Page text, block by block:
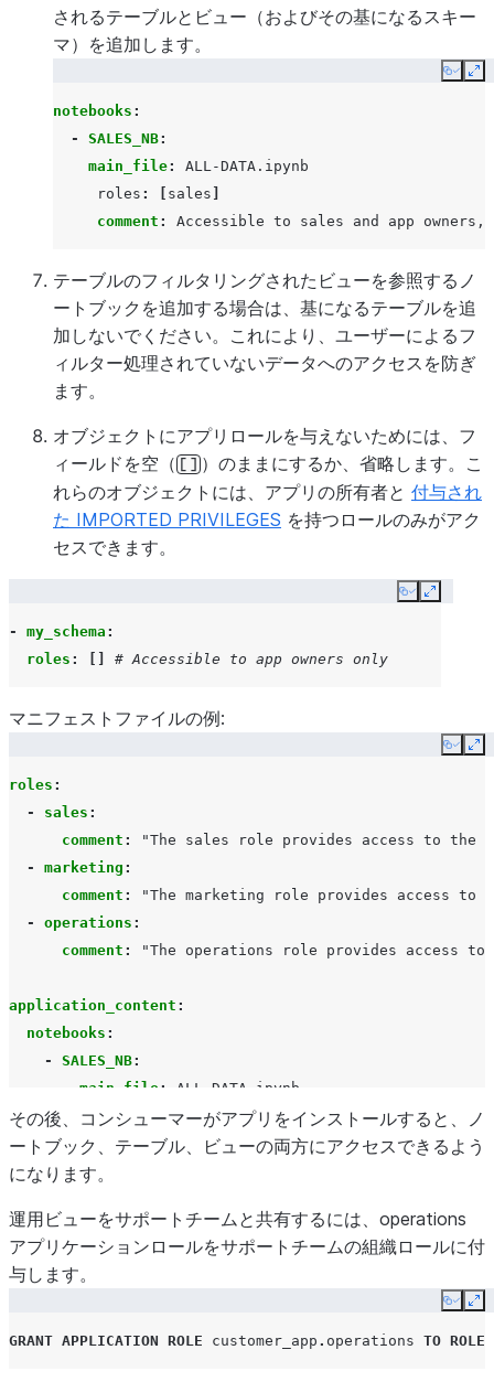
されるテーブルとビュー（およびその基になるスキー
マ）を追加します。
Copy
notebooks :
-
SALES_NB:
main_file:
ALL-DATA.ipynb
roles : sales
comment : Accessible to sales and app
テーブルのフィルタリングされたビューを参照するノ
ートブックを追加する場合は、基になるテーブルを追
加しないでください。これにより、ユーザーによるフ
ィルター処理されていないデータへのアクセスを防ぎ
ます。
オブジェクトにアプリロールを与えないためには、フ
ィールドを空（[]）のままにするか、省略します。こ
れらのオブジェクトには、アプリの所有者と 付与され
た IMPORTED PRIVILEGES を持つロールのみがアク
セスできます。
CopyExpand
- my_schema :
roles : # Accessible to app owners only
マニフェストファイルの例:
Copy
roles :
-
sales :
comment : "The sales role provides access to the
-
marketing :
comment : "The marketing role provides access to
-
operations :
comment : "The operations role provides access to
application_content :
notebooks :
-
SALES_NB:
main_file :
ALL-DATA.ipynb
roles : [ sales]
comment: Accessible to sales and app owners,
main_file
FILTERED.ipynb
roles: [ marketing]
#
comment
shared_content:
その後、コンシューマーがアプリをインストールすると、ノ
ートブック、テーブル、ビューの両方にアクセスできるよう
になります。
運用ビューをサポートチームと共有するには、 operations
アプリケーションロールをサポートチームの組織ロールに付
与します。
Copy
GRANT APPLICATION ROLE customer_app . operations TO ROLE